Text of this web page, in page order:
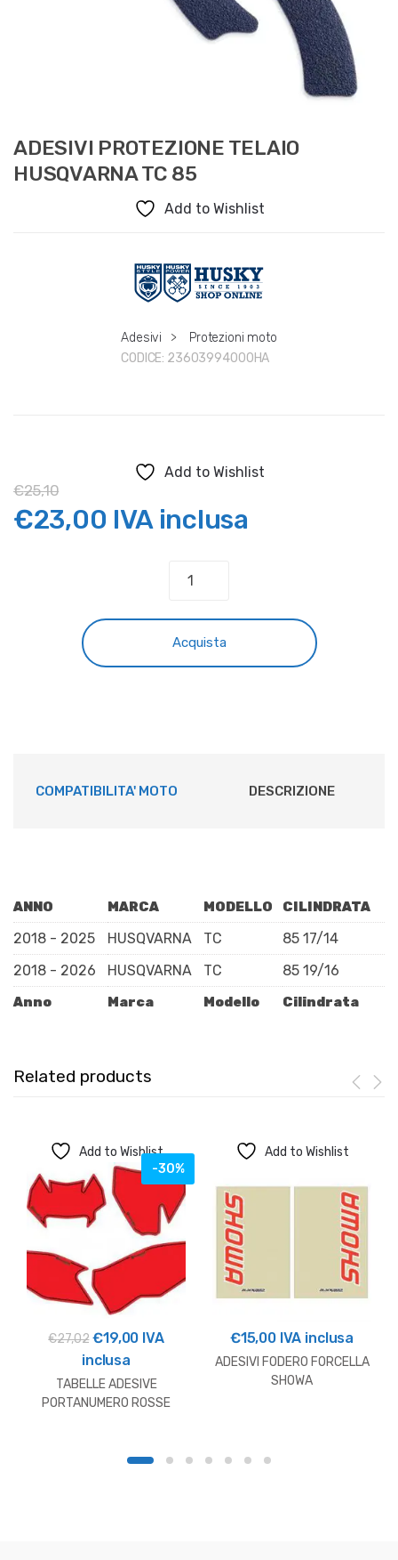
ADESIVI PROTEZIONE TELAIO
HUSQVARNA TC 85
Add to Wishlist
Adesivi >
Protezioni moto
CODICE: 23603994000HA
Add to Wishlist
€25,10
Il
€23,00 IlIVA inclusa
ADESIVI
TELAIO
HUSQVARNA
Acquista
COMPATIBILITA' MOTO DESCRIZIONE
ANNO MARCA MODELLO CILINDRATA
Anno Marca Modello Cilindrata
2018 - 2025 HUSQVARNA TC
85 17/14
2018 - 2026
HUSQVARNA TC 85 19/16
Related products
Add to Wishlist
-30%
€27,02 Il
prezzo
originale
era:
€19,00Il
attuale
è:
IVA
inclusa
TABELLE ADESIVE
PORTANUMERO ROSSE
Add to Wishlist
€15,00IVA inclusa
ADESIVI FODERO FORCELLA
SHOWA